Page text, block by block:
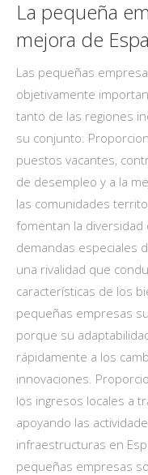
La pequeña
mejora de
Las pequeñas
objetivamente
tanto de las regiones
su conjunto.
puestos vacantes,
de desempleo y a la
las comunidades
fomentan la diversidad
demandas especiales
una rivalidad que
características de los
pequeñas empresas
porque su
rápidamente a los
innovaciones.
los ingresos locales a
apoyando las
infraestructuras en
pequeñas empresas